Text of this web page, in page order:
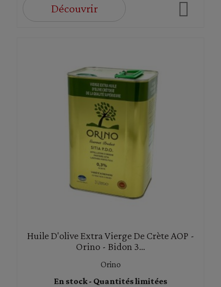
Découvrir
Huile D'olive Extra Vierge De Crète AOP -
Orino - Bidon 3...
Orino
En stock - Quantités limitées